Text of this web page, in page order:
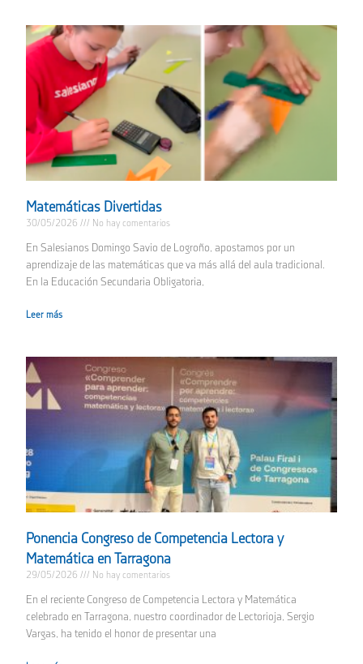
Matemáticas Divertidas
30/05/2026 No hay comentarios
En Salesianos Domingo Savio de Logroño, apostamos por un
aprendizaje de las matemáticas que va más allá del aula tradicional.
En la Educación Secundaria Obligatoria,
Leer más
Ponencia Congreso de Competencia Lectora y
Matemática en Tarragona
29/05/2026 No hay comentarios
En el reciente Congreso de Competencia Lectora y Matemática
celebrado en Tarragona, nuestro coordinador de Lectorioja, Sergio
Vargas, ha tenido el honor de presentar una